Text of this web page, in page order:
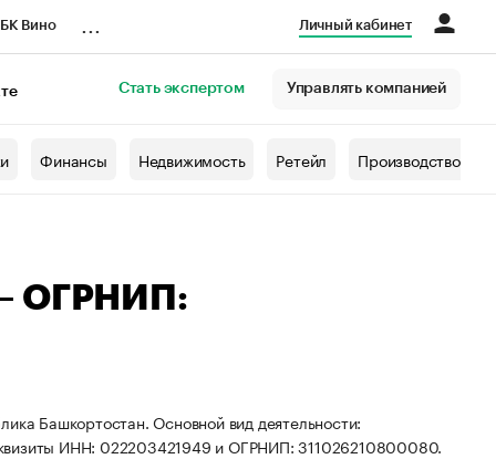
Вино Личный кабинет
Стать экспертом Управлять компанией
Финансы Недвижимость Ретейл Производство
ОГРНИП:
Башкортостан. Основной вид деятельности:
ИНН: 022203421949 и ОГРНИП: 311026210800080.